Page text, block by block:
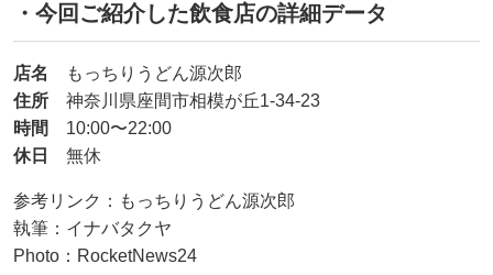
・今回ご紹介した飲食店の詳細データ
店名
もっちりうどん源次郎
住所 神奈川県座間市相模が丘1-34-23
時間
10:00〜22:00
休日
無休
参考リンク：もっちりうどん源次郎
執筆：イナバタクヤ
Photo：RocketNews24